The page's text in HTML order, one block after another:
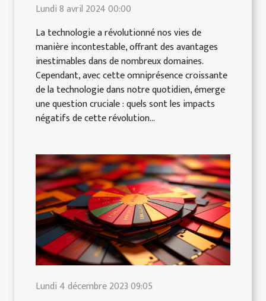
Lundi 8 avril 2024 00:00
La technologie a révolutionné nos vies de
manière incontestable, offrant des avantages
inestimables dans de nombreux domaines.
Cependant, avec cette omniprésence croissante
de la technologie dans notre quotidien, émerge
une question cruciale : quels sont les impacts
négatifs de cette révolution...
Lundi 4 décembre 2023 09:05